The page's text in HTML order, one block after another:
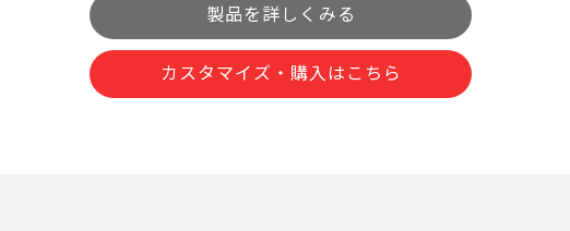
製品を詳しくみる
カスタマイズ・購入はこちら